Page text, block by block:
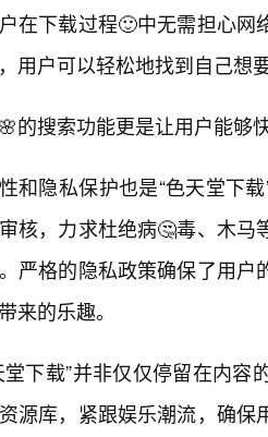
在下载过程🙂中无需担心
用户可以轻松地找到自己想
的搜索功能更是让用户能够
和隐私保护也是“色天堂下
核，力求杜绝病🤔毒、木
严格的隐私政策确保了用
来的乐趣。
堂下载”并非仅仅停留在内
源库，紧跟娱乐潮流，确